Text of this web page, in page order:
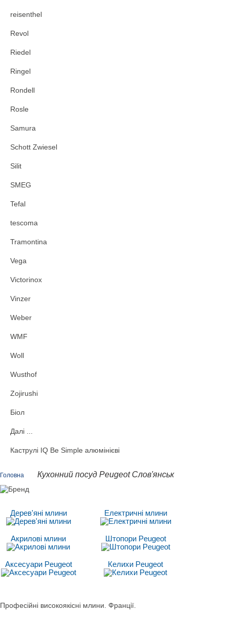
reisenthel
Revol
Riedel
Ringel
Rondell
Rosle
Samura
Schott Zwiesel
Silit
SMEG
Tefal
tescoma
Tramontina
Vega
Victorinox
Vinzer
Weber
WMF
Woll
Wusthof
Zojirushi
Біол
Далі ...
Каструлі IQ Be Simple алюмінієві
Головна Кухонний посуд Peugeot Слов'янськ
Дерев'яні млини Електричні млини
Акрилові млини Штопори Peugeot
Аксесуари Peugeot Келихи Peugeot
Професійні високоякісні млини. Франції.